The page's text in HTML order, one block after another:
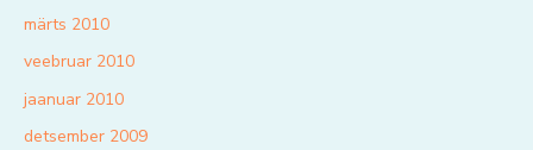
märts 2010
veebruar 2010
jaanuar 2010
detsember 2009